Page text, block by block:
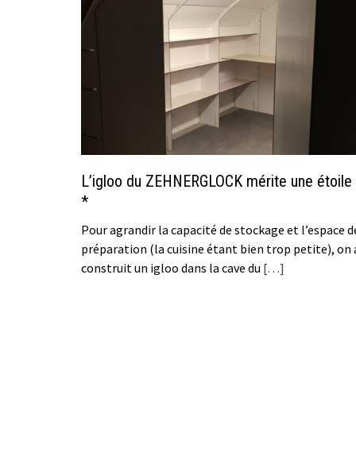
L’igloo du ZEHNERGLOCK mérite une étoile
*
Pour agrandir la capacité de stockage et l’espace
préparation (la cuisine étant bien trop petite), on
construit un igloo dans la cave du […]